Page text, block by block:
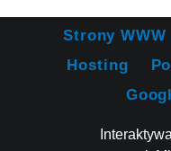
Strony WWW
Hosting